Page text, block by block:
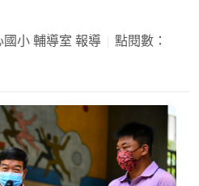
國小 輔導室 報導
點閱數：